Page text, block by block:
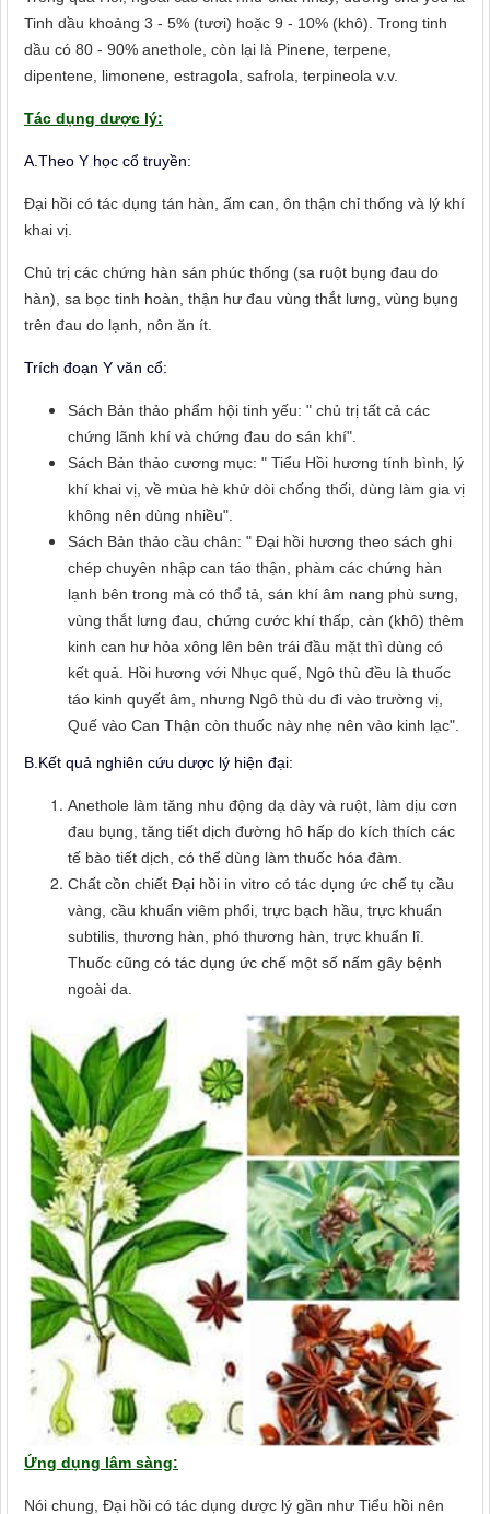
Tinh dầu khoảng 3 - 5% (tươi) hoặc 9 - 10% (khô). Trong tinh
dầu có 80 - 90% anethole, còn lại là Pinene, terpene,
dipentene, limonene, estragola, safrola, terpineola v.v.
Tác dụng dược lý:
A.Theo Y học cổ truyền:
Đại hồi có tác dụng tán hàn, ấm can, ôn thận chỉ thống và lý khí
khai vị.
Chủ trị các chứng hàn sán phúc thống (sa ruột bụng đau do
hàn), sa bọc tinh hoàn, thận hư đau vùng thắt lưng, vùng bụng
trên đau do lạnh, nôn ăn ít.
Trích đoạn Y văn cổ:
Sách Bản thảo phẩm hội tinh yếu: " chủ trị tất cả các
chứng lãnh khí và chứng đau do sán khí".
Sách Bản thảo cương mục: " Tiểu Hồi hương tính bình, lý
khí khai vị, về mùa hè khử dòi chống thối, dùng làm gia vị
không nên dùng nhiều".
Sách Bản thảo cầu chân: " Đại hồi hương theo sách ghi
chép chuyên nhập can táo thận, phàm các chứng hàn
lạnh bên trong mà có thổ tả, sán khí âm nang phù sưng,
vùng thắt lưng đau, chứng cước khí thấp, càn (khô) thêm
kinh can hư hỏa xông lên bên trái đầu mặt thì dùng có
kết quả. Hồi hương với Nhục quế, Ngô thù đều là thuốc
táo kinh quyết âm, nhưng Ngô thù du đi vào trường vị,
Quế vào Can Thận còn thuốc này nhẹ nên vào kinh lạc".
B.Kết quả nghiên cứu dược lý hiện đại:
Anethole làm tăng nhu động dạ dày và ruột, làm dịu cơn
đau bụng, tăng tiết dịch đường hô hấp do kích thích các
tế bào tiết dịch, có thể dùng làm thuốc hóa đàm.
Chất cồn chiết Đại hồi in vitro có tác dụng ức chế tụ cầu
vàng, cầu khuẩn viêm phổi, trực bạch hầu, trực khuẩn
subtilis, thương hàn, phó thương hàn, trực khuẩn lî.
Thuốc cũng có tác dụng ức chế một số nấm gây bệnh
ngoài da.
Ứng dụng lâm sàng:
Nói chung, Đại hồi có tác dụng dược lý gần như Tiểu hồi nên